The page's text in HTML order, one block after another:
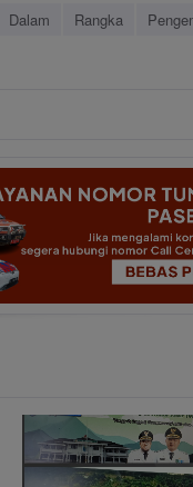
Dalam Rangka